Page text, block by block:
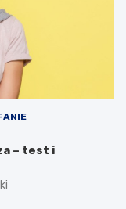
– test i